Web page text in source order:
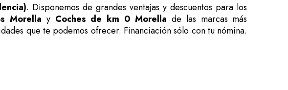
. Disponemos de grandes ventajas y descuentos para los
Morella y Coches de km 0 Morella de las marcas más
que te podemos ofrecer. Financiación sólo con tu nómina.